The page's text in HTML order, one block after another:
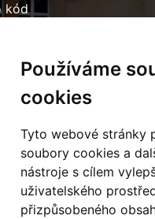
Používáme
cookies
Tyto webové stránky
soubory cookies a
nástroje s cílem
uživatelského
přizpůsobeného
kód
Cerekvice nad Loučnou
Loučnou 135
Svitavy
461 633 140